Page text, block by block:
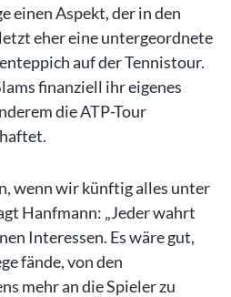
einen Aspekt, der in den
eher eine untergeordnete
auf der Tennistour.
finanziell ihr eigenes
die ATP-Tour
wenn wir künftig alles unter
Hanfmann: „Jeder wahrt
Interessen. Es wäre gut,
fände, von den
mehr an die Spieler zu